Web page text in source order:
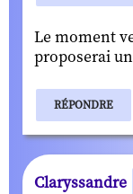
Le moment
proposerai
RÉPONDRE
Claryssandre